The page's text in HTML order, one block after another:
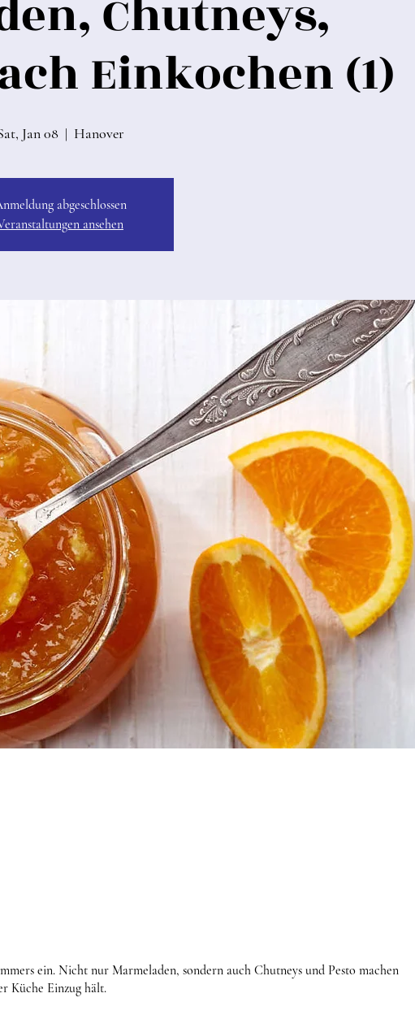
Chutneys,
Einkochen (1)
Jan 08
  |
Hanover
abgeschlossen
ansehen
ein. Nicht nur Marmeladen, sondern auch Chutneys und Pesto machen
Küche Einzug hält.